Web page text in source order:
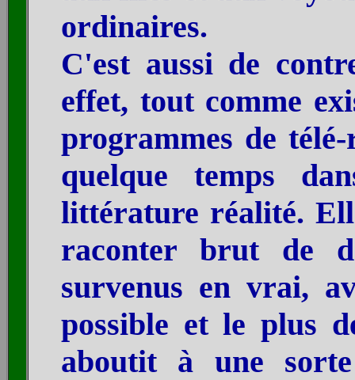
ordinaires.
C'est aussi de
effet, tout comme
programmes de
quelque temps
littérature réalité.
raconter brut de
survenus en vrai,
possible et le plus
aboutit à une